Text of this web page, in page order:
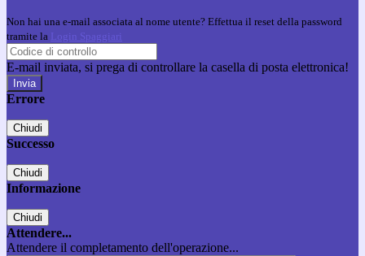
Non hai una e-mail associata al nome utente? Effettua il reset della password
tramite la Login Spaggiari
E-mail inviata, si prega di controllare la casella di posta elettronica!
Errore
Chiudi
Successo
Chiudi
Informazione
Chiudi
Attendere...
Attendere il completamento dell'operazione...